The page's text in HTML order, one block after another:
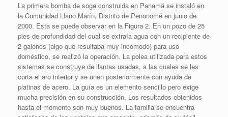
La primera bomba de soga construida en Panamá se instaló en
la Comunidad Llano Marín, Distrito de Penonomé en junio de
2000. Esta se puede observar en la Figura 2. En un pozo de 25
pies de profundidad del cual se extraía agua con un recipiente de
2 galones (algo que resultaba muy incómodo) para uso
doméstico, se realizó la operación. La polea utilizada para estos
sistemas se construye de llantas usadas, a las cuales se les
corta el aro interior y se unen posteriormente con ayuda de
platinas de acero. La guía es un elemento sencillo pero exige
mucha precisión en su construcción. Los resultados obtenidos
hasta el momento son muy buenos. La familia se encuentra